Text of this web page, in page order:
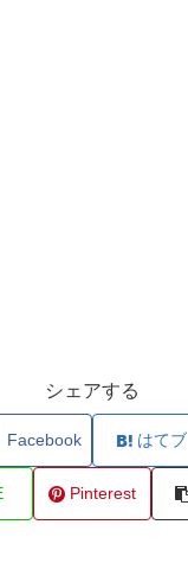
シェアする
Facebook はてブ
Pinterest